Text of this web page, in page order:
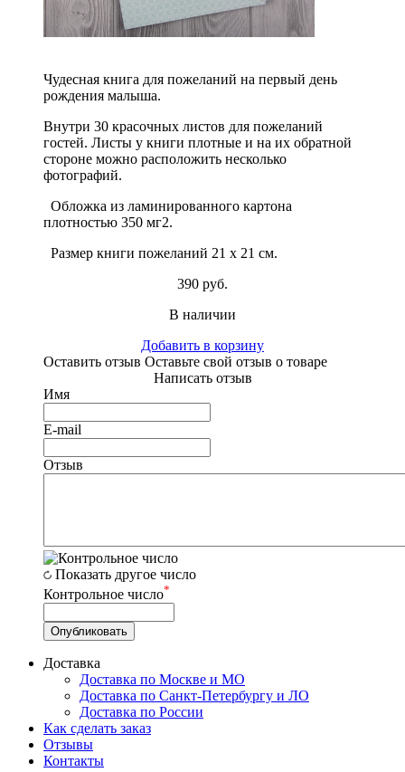
Чудесная книга для пожеланий на первый день
рождения малыша.
Внутри 30 красочных листов для пожеланий
гостей. Листы у книги плотные и на их обратной
стороне можно расположить несколько
фотографий.
Обложка из ламинированного картона
плотностью 350 мг2.
Размер книги пожеланий 21 х 21 см.
390 руб.
В наличии
Добавить в корзину
Оставить отзыв Оставьте свой отзыв о товаре
Написать отзыв
Имя
E-mail
Отзыв
Показать другое число
Контрольное число*
Доставка
Доставка по Москве и МО
Доставка по Санкт-Петербургу и ЛО
Доставка по России
Как сделать заказ
Отзывы
Контакты